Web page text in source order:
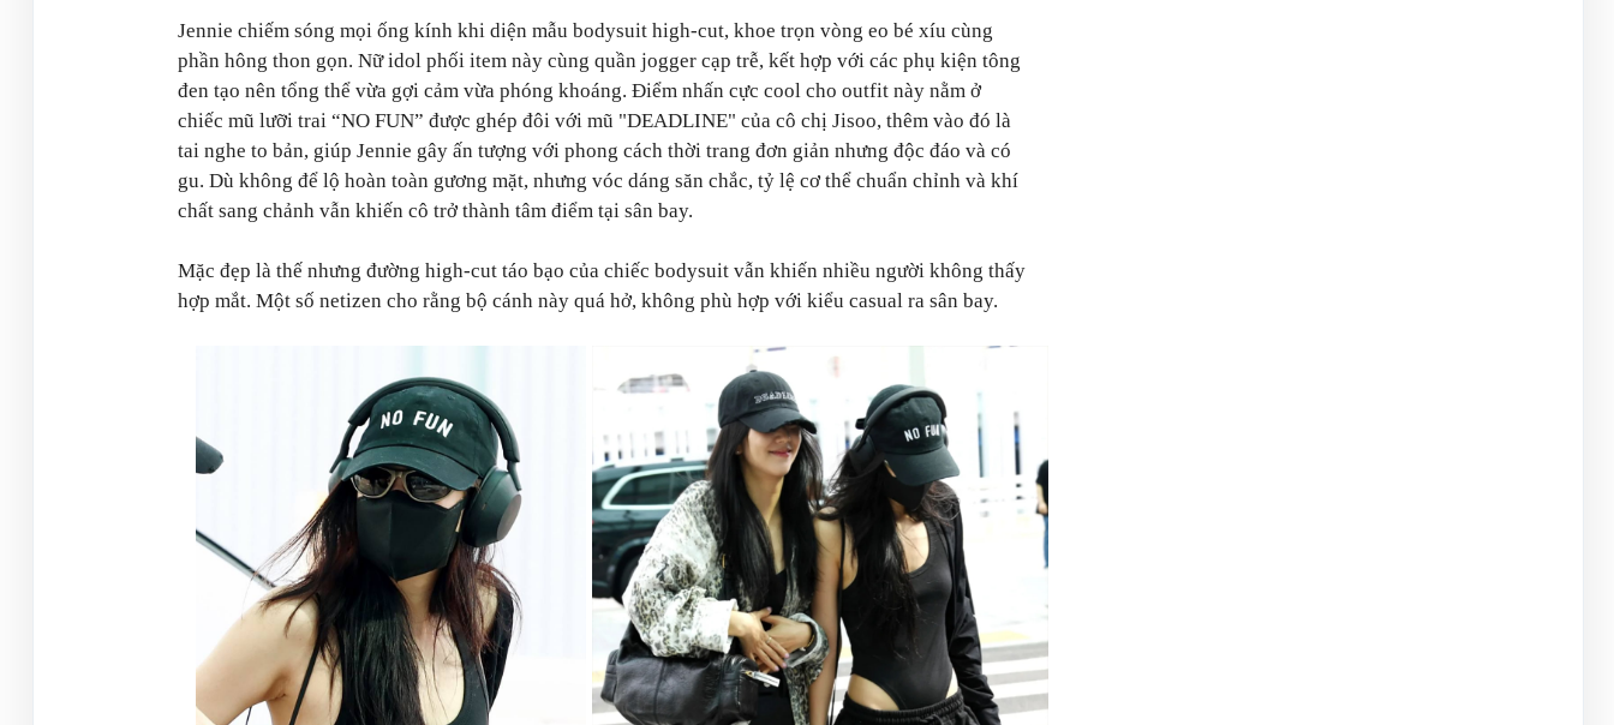
Jennie chiếm sóng mọi ống kính khi diện mẫu bodysuit high-cut, khoe trọn vòng eo bé xíu cùng
phần hông thon gọn. Nữ idol phối item này cùng quần jogger cạp trễ, kết hợp với các phụ kiện tông
đen tạo nên tổng thể vừa gợi cảm vừa phóng khoáng. Điểm nhấn cực cool cho outfit này nằm ở
chiếc mũ lưỡi trai “NO FUN” được ghép đôi với mũ "DEADLINE" của cô chị Jisoo, thêm vào đó là
tai nghe to bản, giúp Jennie gây ấn tượng với phong cách thời trang đơn giản nhưng độc đáo và có
gu. Dù không để lộ hoàn toàn gương mặt, nhưng vóc dáng săn chắc, tỷ lệ cơ thể chuẩn chỉnh và khí
chất sang chảnh vẫn khiến cô trở thành tâm điểm tại sân bay.
Mặc đẹp là thế nhưng đường high-cut táo bạo của chiếc bodysuit vẫn khiến nhiều người không thấy
hợp mắt. Một số netizen cho rằng bộ cánh này quá hở, không phù hợp với kiểu casual ra sân bay.